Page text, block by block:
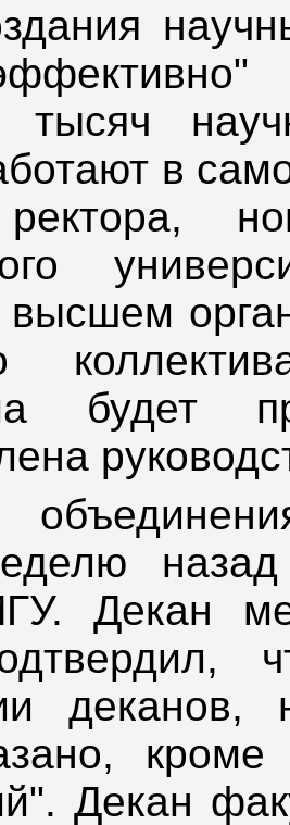
в
будет
назад
Декан
деканов,
кроме
Декан